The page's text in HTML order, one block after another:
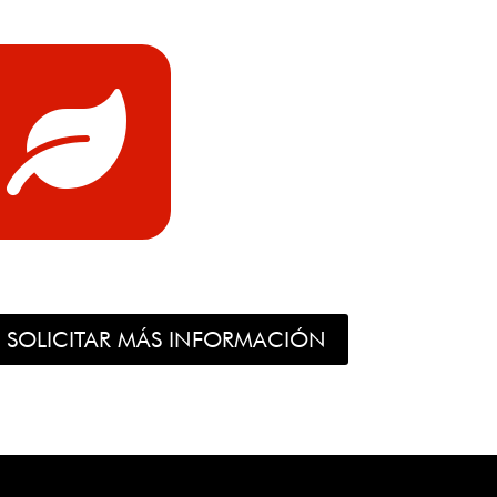

SOLICITAR MÁS INFORMACIÓN